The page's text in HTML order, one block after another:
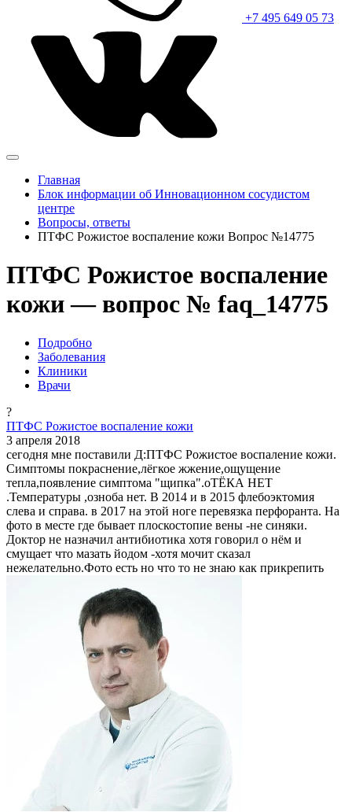
+7 495 649 05 73
Главная
Блок информации об Инновационном сосудистом
центре
Вопросы, ответы
ПТФС Рожистое воспаление кожи Вопрос №14775
ПТФС Рожистое воспаление
кожи — вопрос № faq_14775
Подробно
Заболевания
Клиники
Врачи
?
ПТФС Рожистое воспаление кожи
3 апреля 2018
сегодня мне поставили Д:ПТФС Рожистое воспаление кожи.
Симптомы покраснение,лёгкое жжение,ощущение
тепла,появление симптома "щипка".оТЁКА НЕТ
.Температуры ,озноба нет. В 2014 и в 2015 флебоэктомия
слева и справа. в 2017 на этой ноге перевязка перфоранта. На
фото в месте где бывает плоскостопие вены -не синяки.
Доктор не назначил антибиотика хотя говорил о нём и
смущает что мазать йодом -хотя мочит сказал
нежелательно.Фото есть но что то не знаю как прикрепить